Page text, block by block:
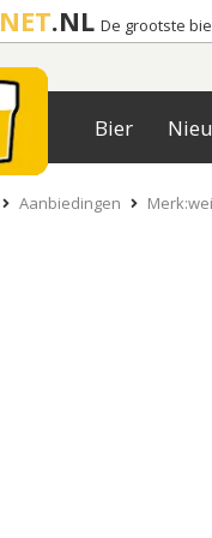
NET.NL De grootste
Bier
Aanbiedingen